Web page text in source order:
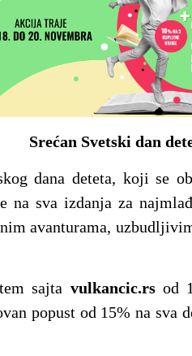
Srećan Svetski dan
dana deteta, koji se
na sva izdanja za
avanturama,
sajta vulkancic.rsod
popust od 15% na